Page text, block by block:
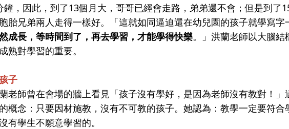
鐘，因此，到了13個月大，哥哥已經會走路，弟弟還不會；但是到了
胎兄弟兩人走得一樣好。「這就如同逼迫還在幼兒園的孩子就學寫字
成長，等時間到了，再去學習，才能學得快樂。」洪蘭老師以大腦結
熟對學習的重要。
子
老師曾在會場的牆上看見「孩子沒有學好，是因為老師沒有教對！」
概念：只要因材施教，沒有不可教的孩子。她認為：教學一定要符合
有學生不願意學習的。